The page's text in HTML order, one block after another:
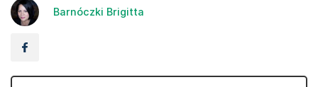
Barnóczki Brigitta